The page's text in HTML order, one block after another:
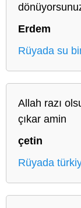
Erdem
Rüyada su
Allah razı
çıkar amin
çetin
Rüyada